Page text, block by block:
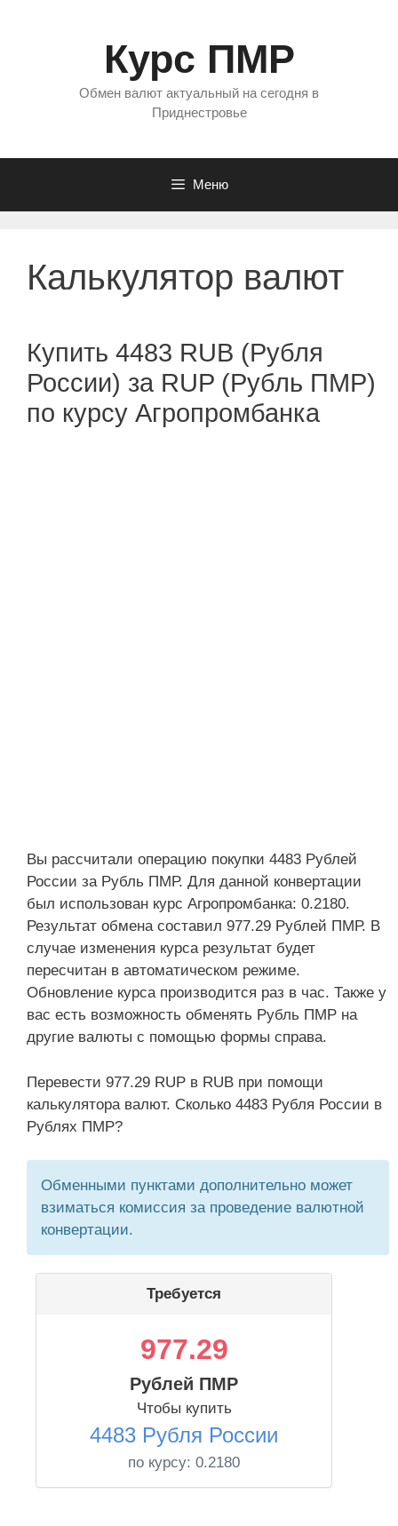
Курс ПМР
Обмен валют актуальный на сегодня в
Приднестровье
Меню
Калькулятор валют
Купить 4483 RUB (Рубля
России) за RUP (Рубль ПМР)
по курсу Агропромбанка
Вы рассчитали операцию покупки 4483 Рублей
России за Рубль ПМР. Для данной конвертации
был использован курс Агропромбанка: 0.2180.
Результат обмена составил 977.29 Рублей ПМР. В
случае изменения курса результат будет
пересчитан в автоматическом режиме.
Обновление курса производится раз в час. Также у
вас есть возможность обменять Рубль ПМР на
другие валюты с помощью формы справа.
Перевести 977.29 RUP в RUB при помощи
калькулятора валют. Сколько 4483 Рубля России в
Рублях ПМР?
Обменными пунктами дополнительно может
взиматься комиссия за проведение валютной
конвертации.
Требуется
977.29
Рублей ПМР
Чтобы купить
4483 Рубля России
по курсу: 0.2180